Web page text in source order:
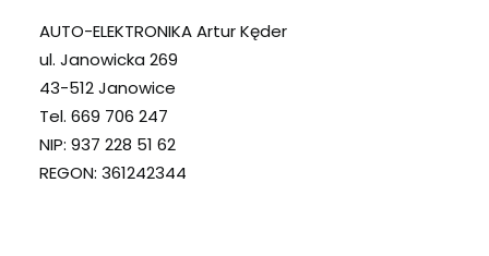
AUTO-ELEKTRONIKA Artur Kęder
ul. Janowicka 269
43-512 Janowice
Tel. 669 706 247
NIP: 937 228 51 62
REGON: 361242344